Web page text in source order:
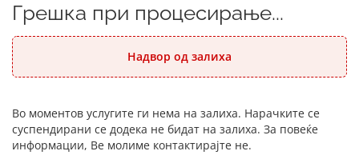
Грешка при процесирање...
Надвор од залиха
Во моментов услугите ги нема на залиха. Нарачките се
суспендирани се додека не бидат на залиха. За повеќе
информации, Ве молиме контактирајте не.